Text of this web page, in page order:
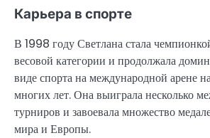
Карьера в спорте
В 1998 году Светлана стала
весовой категории и продолжала
виде спорта на международной арене
многих лет. Она выиграла несколько
турниров и завоевала множество
мира и Европы.